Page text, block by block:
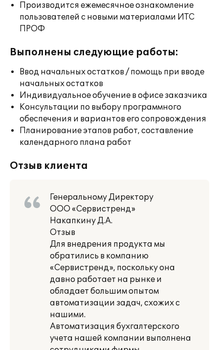
Производится ежемесячное ознакомление
пользователей с новыми материалами ИТС
ПРОФ
Выполнены следующие работы:
Ввод начальных остатков / помощь при вводе
начальных остатков
Индивидуальное обучение в офисе заказчика
Консультации по выбору программного
обеспечения и вариантов его сопровождения
Планирование этапов работ, составление
календарного плана работ
Отзыв клиента
Генеральному Директору
ООО «Сервистренд»
Накапкину Д.А.
Отзыв
Для внедрения продукта мы
обратились в компанию
«Сервистренд», поскольку она
давно работает на рынке и
обладает большим опытом
автоматизации задач, схожих с
нашими.
Автоматизация бухгалтерского
учета нашей компании выполнена